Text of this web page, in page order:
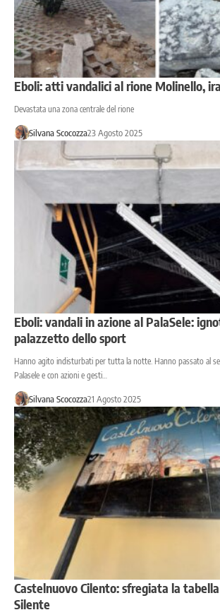
Eboli: atti vandalici al rione Molinello,
Devastata una zona centrale del rione
Silvana Scocozza23 Agosto 2025
Eboli: vandali in azione al PalaSele:
palazzetto dello sport
Hanno agito indisturbati per tutta la notte. Hanno passato al
Palasele e con azioni e gesti…
Silvana Scocozza21 Agosto 2025
Castelnuovo Cilento: sfregiata la
Silente